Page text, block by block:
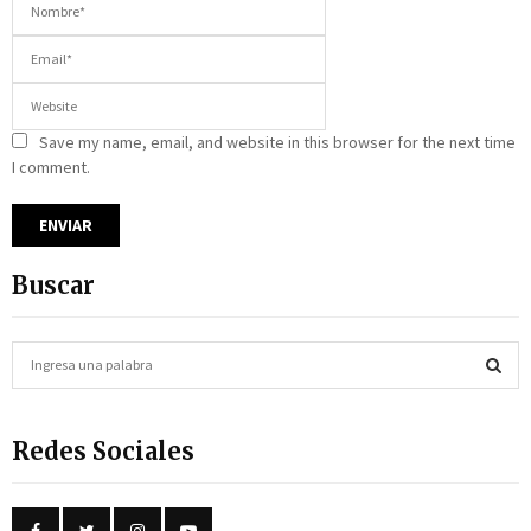
Save my name, email, and website in this browser for the next time
I comment.
Buscar
c
f
Redes Sociales